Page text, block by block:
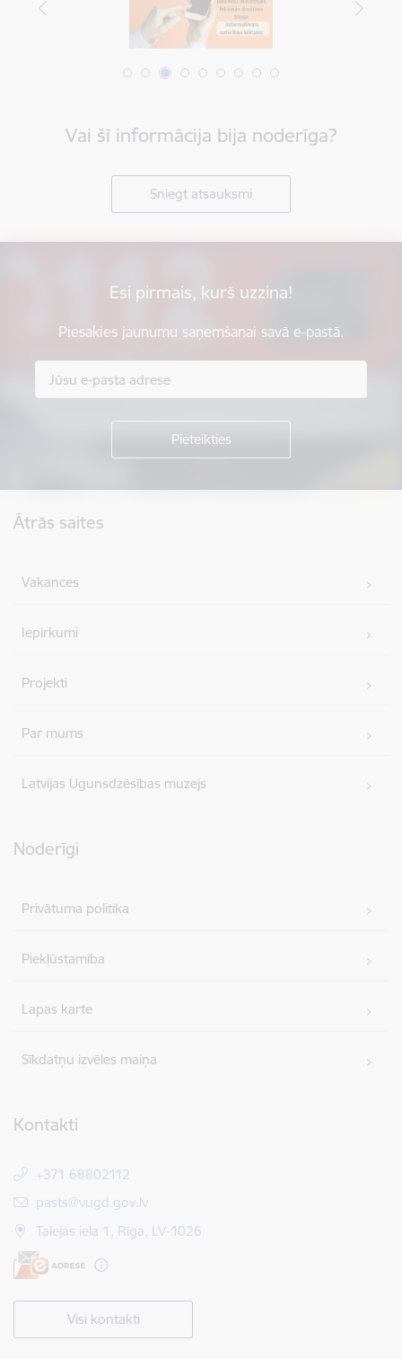
Vai šī informācija bija noderīga?
Sniegt atsauksmi
Esi pirmais, kurš uzzina!
Piesakies jaunumu saņemšanai savā e-pastā.
Ātrās saites
Vakances
Iepirkumi
Projekti
Par mums
Latvijas Ugunsdzēsības muzejs
Noderīgi
Privātuma politika
Piekļūstamība
Lapas karte
Sīkdatņu izvēles maiņa
Kontakti
+371 68802112
E-pasts:
pasts@vugd.gov.lv
Talejas iela 1, Rīga, LV-1026
Visi kontakti